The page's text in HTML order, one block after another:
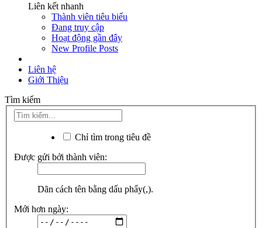
Liên kết nhanh
Thành viên tiêu biểu
Đang truy cập
Hoạt động gần đây
New Profile Posts
Liên hệ
Giới Thiệu
Tìm kiếm
Chỉ tìm trong tiêu đề
Được gửi bởi thành viên:
Dãn cách tên bằng dấu phẩy(,).
Mới hơn ngày: